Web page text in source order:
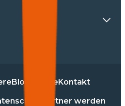
Blog PresseKontakt
Partner werden